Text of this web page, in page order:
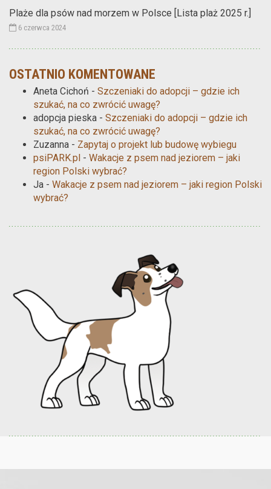
Plaże dla psów nad morzem w Polsce [Lista plaż 2025 r.]
6 czerwca 2024
OSTATNIO KOMENTOWANE
Aneta Cichoń - Szczeniaki do adopcji – gdzie ich
szukać, na co zwrócić uwagę?
adopcja pieska - Szczeniaki do adopcji – gdzie ich
szukać, na co zwrócić uwagę?
Zuzanna - Zapytaj o projekt lub budowę wybiegu
psiPARK.pl - Wakacje z psem nad jeziorem – jaki
region Polski wybrać?
Ja - Wakacje z psem nad jeziorem – jaki region Polski
wybrać?